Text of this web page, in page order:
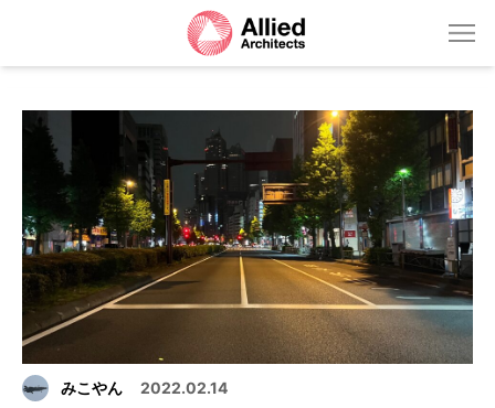
みこやん 2022.02.14